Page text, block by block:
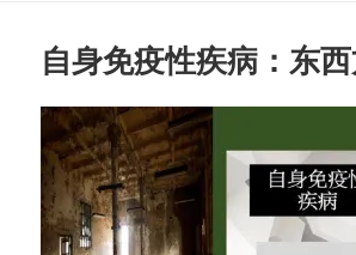
自身免疫性疾病：东